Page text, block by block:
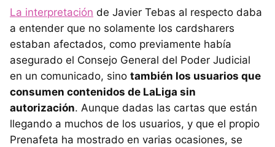
La interpretación de Javier Tebas al respecto daba
a entender que no solamente los cardsharers
estaban afectados, como previamente había
asegurado el Consejo General del Poder Judicial
en un comunicado, sino también los usuarios que
consumen contenidos de LaLiga sin
autorización. Aunque dadas las cartas que están
llegando a muchos de los usuarios, y que el propio
Prenafeta ha mostrado en varias ocasiones, se